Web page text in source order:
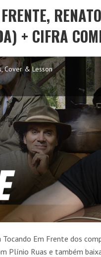
+ CIFRA
,Cover & Lesson
Em Frente dos
Plínio Ruas e também